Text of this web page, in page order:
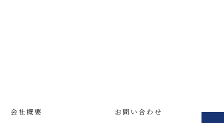
会社概要
お問い合わせ